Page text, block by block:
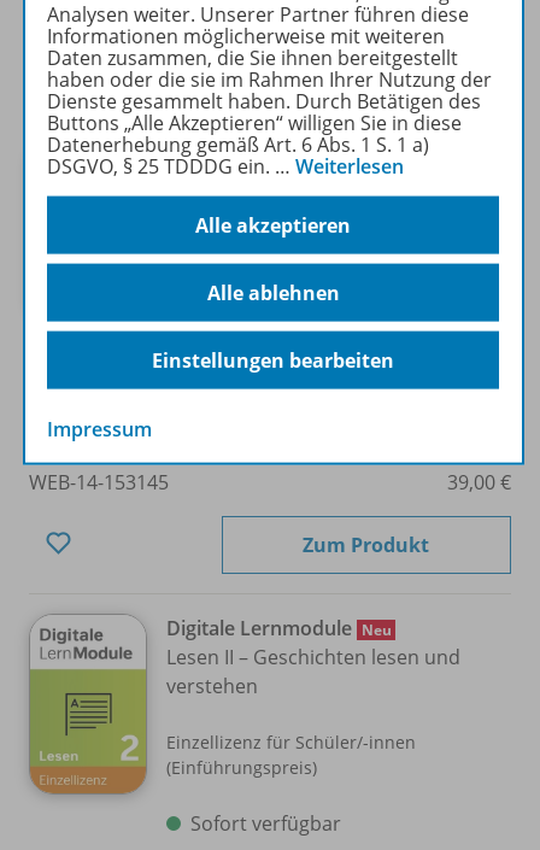
WEB-14-153147 0,00 €
Zum Produkt
Digitale Lernmodule Neu
verstehen
Klassenlizenz
Sofort verfügbar
WEB-14-153145 39,00 €
Zum Produkt
Digitale Lernmodule Neu
Lesen II – Geschichten lesen und
verstehen
Einzellizenz für Schüler/-innen
(Einführungspreis)
Sofort verfügbar
Analysen weiter. Unserer Partner führen diese
Informationen möglicherweise mit weiteren
Daten zusammen, die Sie ihnen bereitgestellt
haben oder die sie im Rahmen Ihrer Nutzung der
Dienste gesammelt haben. Durch Betätigen des
Buttons „Alle Akzeptieren“ willigen Sie in diese
Datenerhebung gemäß Art. 6 Abs. 1 S. 1 a)
DSGVO, § 25 TDDDG ein. … Weiterlesen
Alle akzeptieren
Alle ablehnen
Einstellungen bearbeiten
Impressum